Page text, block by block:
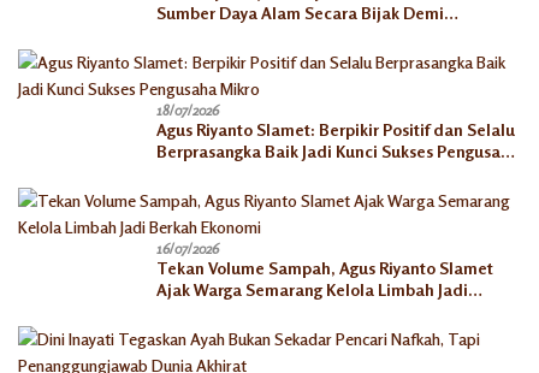
Sumber Daya Alam Secara Bijak Demi
18/07/2026
Agus Riyanto Slamet: Berpikir Positif dan Selalu
Berprasangka Baik Jadi Kunci Sukses Pengusaha
16/07/2026
Tekan Volume Sampah, Agus Riyanto Slamet
Ajak Warga Semarang Kelola Limbah Jadi